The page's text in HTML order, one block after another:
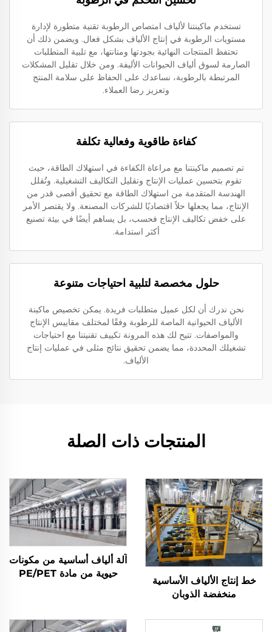
تستخدم ماكينتنا لألياف امتصاص الرطوبة تقنية متطورة لإدارة
مستويات الرطوبة في إنتاج الألياف بشكل فعال. ويضمن ذلك أن
تحتفظ المنتجات النهائية بجودتها ومتانتها، مع تلبية المتطلبات
الصارمة لسوق ألياف الحيوانات الأليفة. ومن خلال تقليل المشكلات
المرتبطة بالرطوبة، نساعدك على الحفاظ على سلامة المنتج
وتعزيز رضا العملاء.
كفاءة طاقوية وفعالية تكلفة
تم تصميم ماكينتنا مع مراعاة الكفاءة في استهلاك الطاقة، حيث
تقوم بتحسين عمليات الإنتاج وتقليل التكاليف التشغيلية. وتُقلل
الهندسة المتقدمة من استهلاك الطاقة مع تحقيق أقصى قدر من
الإنتاج، مما يجعلها حلاً اقتصاديًا للشركات المصنعة. ولا يقتصر الأمر
على خفض تكاليف الإنتاج فحسب، بل يساهم أيضًا في بيئة تصنيع
أكثر استدامة.
حلول مخصصة لتلبية احتياجات متنوعة
نحن ندرك أن لكل عميل متطلبات فريدة. يمكن تخصيص ماكينة
الألياف الحيوانية الماصة للرطوبة وفقًا لمختلف مقاييس الإنتاج
والمواصفات. تتيح لك هذه المرونة تكييف تقنيتنا مع احتياجات
تشغيلك المحددة، مما يضمن تحقيق نتائج مثلى في عمليات إنتاج
الألياف.
المنتجات ذات الصلة
خط إنتاج الألياف الأساسية
منخفضة الذوبان
الألياف الأساسية المركبة
آلة ألياف أساسية من مكونات
حيوية من مادة PE/PET